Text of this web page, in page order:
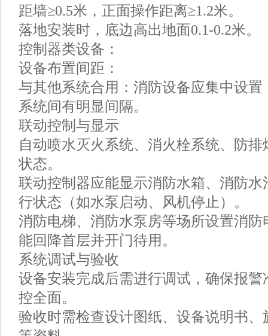
距墙≥0.5米，正面操作距离≥1.2米。
落地安装时，底边高出地面0.1-0.2米。
控制器类设备：
设备布置间距：
与其他系统合用：消防设备应集中设
系统间有明显间隔。
联动控制与显示
自动喷水灭火系统、消火栓系统、防
状态。
联动控制器应能显示消防水箱、消防
行状态（如水泵启动、风机停止）。
消防电梯、消防水泵房等场所设置消
能回降首层并开门待用。
系统调试与验收
设备安装完成后需进行调试，确保报
控全面。
验收时需检查设计图纸、设备说明书